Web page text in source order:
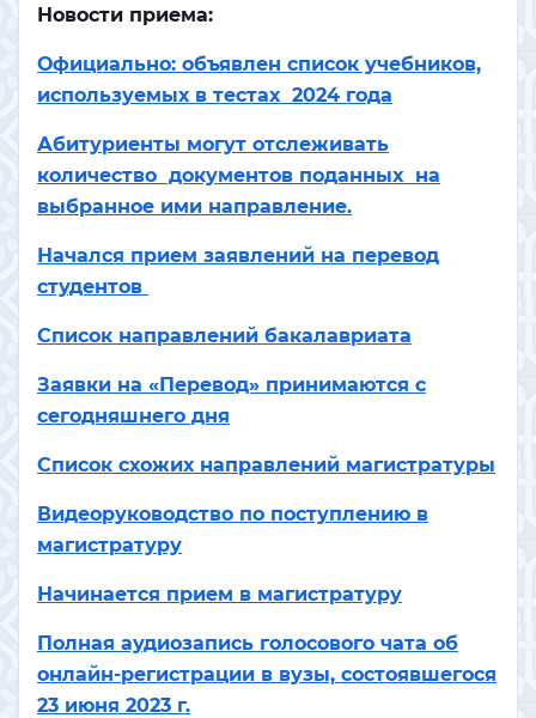
Новости приема:
Официально: объявлен список учебников,
используемых в тестах 2024 года
Абитуриенты могут отслеживать
количество документов поданных на
выбранное ими направление.
Начался прием заявлений на перевод
студентов
Список направлений бакалавриата
Заявки на «Перевод» принимаются с
сегодняшнего дня
Список схожих направлений магистратуры
Видеоруководство по поступлению в
магистратуру
Начинается прием в магистратуру
Полная аудиозапись голосового чата об
онлайн-регистрации в вузы, состоявшегося
23 июня 2023 г.